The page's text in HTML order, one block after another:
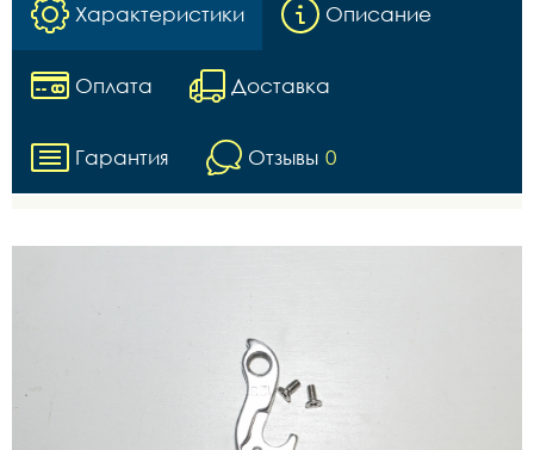
Характеристики Описание
Оплата Доставка
Гарантия Отзывы 0